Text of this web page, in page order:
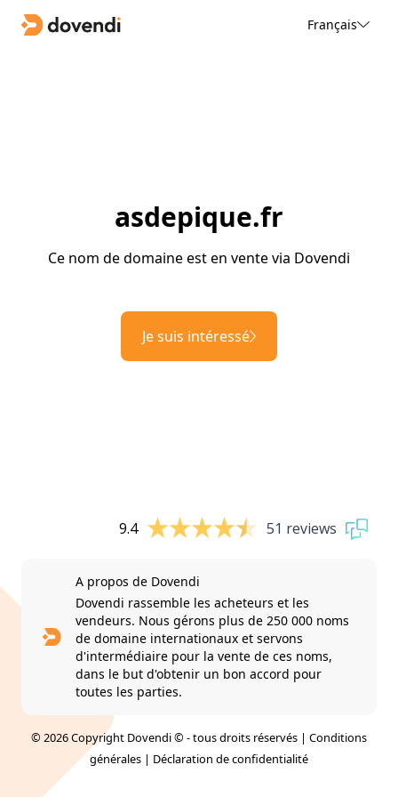
Français
asdepique.fr
Ce nom de domaine est en vente via Dovendi
Je suis intéressé
9.4 51 reviews
A propos de Dovendi
Dovendi rassemble les acheteurs et les
vendeurs. Nous gérons plus de 250 000 noms
de domaine internationaux et servons
d'intermédiaire pour la vente de ces noms,
dans le but d'obtenir un bon accord pour
toutes les parties.
© 2026 Copyright Dovendi © - tous droits réservés | Conditions
générales | Déclaration de confidentialité